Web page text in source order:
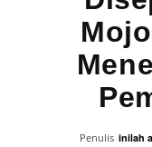
Penulis inilah